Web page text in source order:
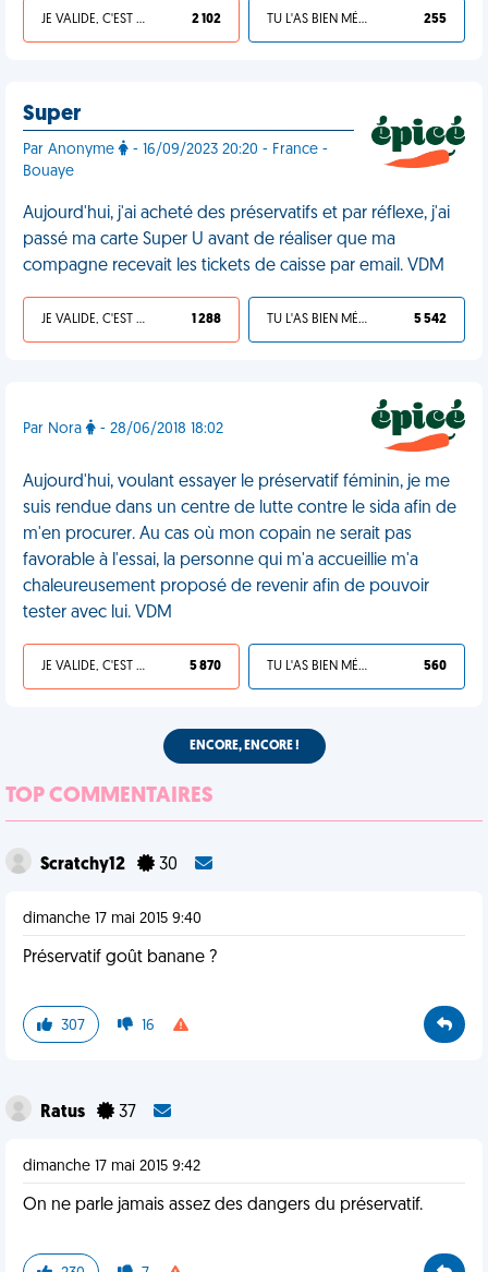
JE VALIDE, C'EST UNE VDM 2 102 TU L'AS BIEN MÉRITÉ 255
Super
Par Anonyme
- 16/09/2023 20:20 - France -
Bouaye
Aujourd'hui, j'ai acheté des préservatifs et par réflexe, j'ai
passé ma carte Super U avant de réaliser que ma
compagne recevait les tickets de caisse par email. VDM
JE VALIDE, C'EST UNE VDM 1 288 TU L'AS BIEN MÉRITÉ 5 542
Par Nora - 28/06/2018 18:02
Aujourd'hui, voulant essayer le préservatif féminin, je me
suis rendue dans un centre de lutte contre le sida afin de
m'en procurer. Au cas où mon copain ne serait pas
favorable à l'essai, la personne qui m'a accueillie m'a
chaleureusement proposé de revenir afin de pouvoir
tester avec lui. VDM
JE VALIDE, C'EST UNE VDM 5 870 TU L'AS BIEN MÉRITÉ 560
ENCORE, ENCORE !
TOP COMMENTAIRES
Scratchy12 30
dimanche 17 mai 2015 9:40
Préservatif goût banane ?
307 16
Ratus 37
dimanche 17 mai 2015 9:42
On ne parle jamais assez des dangers du préservatif.